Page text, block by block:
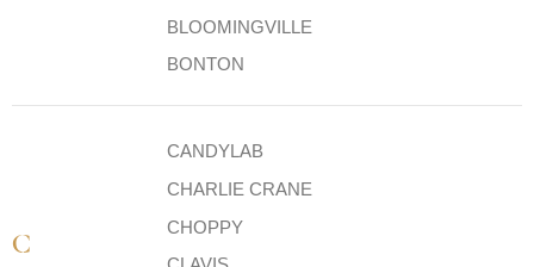
BLOOMINGVILLE
BONTON
C
CANDYLAB
CHARLIE CRANE
CHOPPY